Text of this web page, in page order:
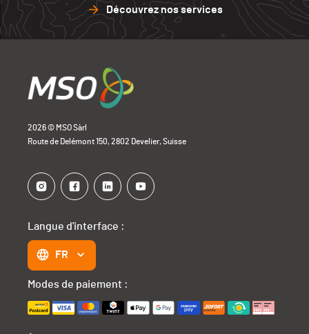
Découvrez nos services
2026 © MSO Sàrl
Route de Delémont 150, 2802 Develier, Suisse
Langue d'interface :
FR
Modes de paiement :